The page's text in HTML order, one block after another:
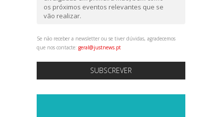
os próximos eventos relevantes que se
vão realizar.
Se não receber a newsletter ou se tiver dúvidas, agradecemos
que nos contacte: geral@justnews.pt
SUBSCREVER